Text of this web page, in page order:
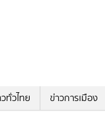
ทั่วไทย ข่าวการเมือง